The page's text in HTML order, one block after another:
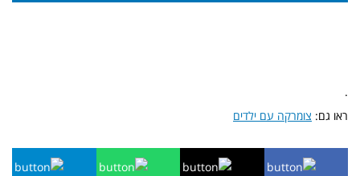
.
ראו גם: צומרקה עם ילדים